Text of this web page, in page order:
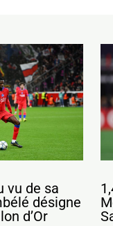
vu de sa
désigne
d’Or